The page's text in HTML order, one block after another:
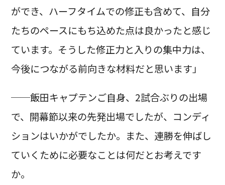
ができ、ハーフタイムでの修正も含めて、自分
たちのペースにもち込めた点は良かったと感じ
ています。そうした修正力と入りの集中力は、
今後につながる前向きな材料だと思います」
──飯田キャプテンご自身、2試合ぶりの出場
で、開幕節以来の先発出場でしたが、コンディ
ションはいかがでしたか。また、連勝を伸ばし
ていくために必要なことは何だとお考えです
か。